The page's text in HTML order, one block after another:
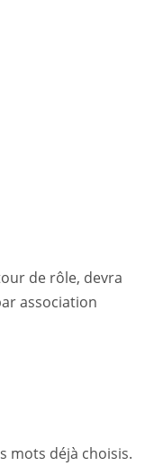
de rôle, devra
association
mots déjà choisis.